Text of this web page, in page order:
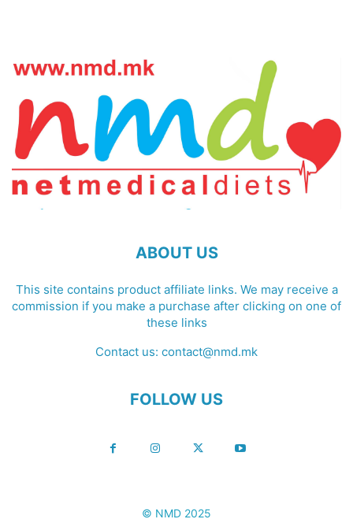
ABOUT US
This site contains product affiliate links. We may receive a
commission if you make a purchase after clicking on one of
these links
Contact us: contact@nmd.mk
FOLLOW US
© NMD 2025